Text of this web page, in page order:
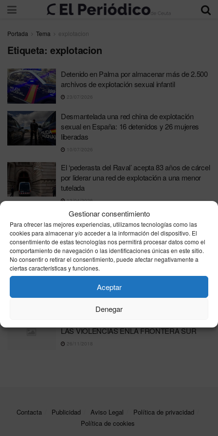
Gestionar consentimiento
Para ofrecer las mejores experiencias, utilizamos tecnologías como las
cookies para almacenar y/o acceder a la información del dispositivo. El
consentimiento de estas tecnologías nos permitirá procesar datos como el
comportamiento de navegación o las identificaciones únicas en este sitio.
No consentir o retirar el consentimiento, puede afectar negativamente a
ciertas características y funciones.
Aceptar
Denegar
Portada Tema explotacion
Etiqueta: explotacion
Detenido en Palma por almacenar más de 2.500
archivos de explotación sexual infantil
23/07/2026
Desmantelada una red china de explotación
sexual en España: 16 detenidos y 26 mujeres
liberadas
10/07/2026
El ‘pederasta del Raval’ acepta 83 años de cárcel
por liderar una red de explotación a una menor
tutelada
13/04/2026
Desarticulada una red de explotación laboral en
Nules: 80 víctimas liberadas de la
«semiesclavitud»
11/04/2026
Ucrania y EE.UU. llegan a un acuerdo sobre la
explotación de recursos minerales, pero sin
cumplir las exigencias de Trump
LAS VIOLENCIAS ENLA FRONTERA SUR
26/11/2018
Contacta Publicidad Aviso Legal
Política de privacidad
Política de cookies